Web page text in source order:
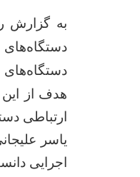
به گزارش
دستگاه‌های
هدف از این
ارتباطی
یاسر
اجرایی